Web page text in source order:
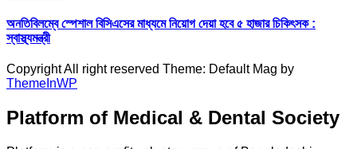
অনতিবিলম্বে স্পেশাল বিসিএসের মাধ্যমে নিয়োগ দেয়া হবে ৫ হাজার চিকিৎসক :
স্বাস্থ্যমন্ত্রী
Copyright All right reserved Theme: Default Mag by
ThemeInWP
Platform of Medical & Dental Society